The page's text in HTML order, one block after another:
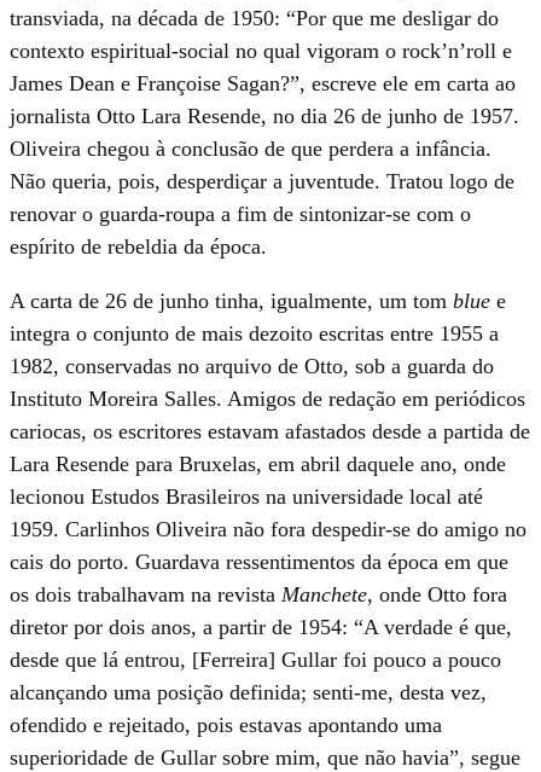
transviada, na década de 1950: “Por que me desligar do
contexto espiritual-social no qual vigoram o rock’n’roll e
James Dean e Françoise Sagan?”, escreve ele em carta ao
jornalista Otto Lara Resende, no dia 26 de junho de 1957.
Oliveira chegou à conclusão de que perdera a infância.
Não queria, pois, desperdiçar a juventude. Tratou logo de
renovar o guarda-roupa a fim de sintonizar-se com o
espírito de rebeldia da época.
A carta de 26 de junho tinha, igualmente, um tom blue e
integra o conjunto de mais dezoito escritas entre 1955 a
1982, conservadas no arquivo de Otto, sob a guarda do
Instituto Moreira Salles. Amigos de redação em periódicos
cariocas, os escritores estavam afastados desde a partida de
Lara Resende para Bruxelas, em abril daquele ano, onde
lecionou Estudos Brasileiros na universidade local até
1959. Carlinhos Oliveira não fora despedir-se do amigo no
cais do porto. Guardava ressentimentos da época em que
os dois trabalhavam na revista Manchete, onde Otto fora
diretor por dois anos, a partir de 1954: “A verdade é que,
desde que lá entrou, [Ferreira] Gullar foi pouco a pouco
alcançando uma posição definida; senti-me, desta vez,
ofendido e rejeitado, pois estavas apontando uma
superioridade de Gullar sobre mim, que não havia”, segue